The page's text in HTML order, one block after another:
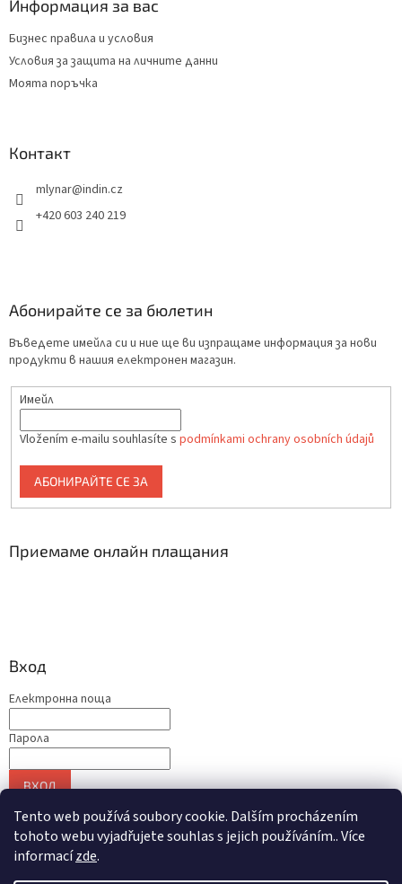
Tento web používá soubory cookie. Dalším procházením
tohoto webu vyjadřujete souhlas s jejich používáním.. Více
informacízde.
Информация за вас
Бизнес правила и условия
Условия за защита на личните данни
Моята поръчка
Контакт
mlynar@indin.cz
+420 603 240 219
Абонирайте се за бюлетин
Въведете имейла си и ние ще ви изпращаме информация за нови
продукти в нашия електронен магазин.
Имейл
Vložením e-mailu souhlasíte s podmínkami ochrany osobních údajů
АБОНИРАЙТЕ СЕ ЗА
Приемаме онлайн плащания
Вход
Електронна поща
Парола
ВХОД
Нова регистрацияЗабравена парола